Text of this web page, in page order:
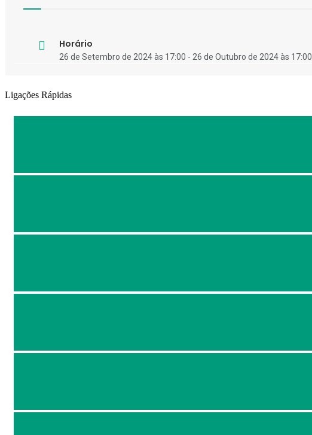
Horário
26 de Setembro de 2024 às 17:00 - 26 de Outubro de 2024 às 17:00
Ligações Rápidas